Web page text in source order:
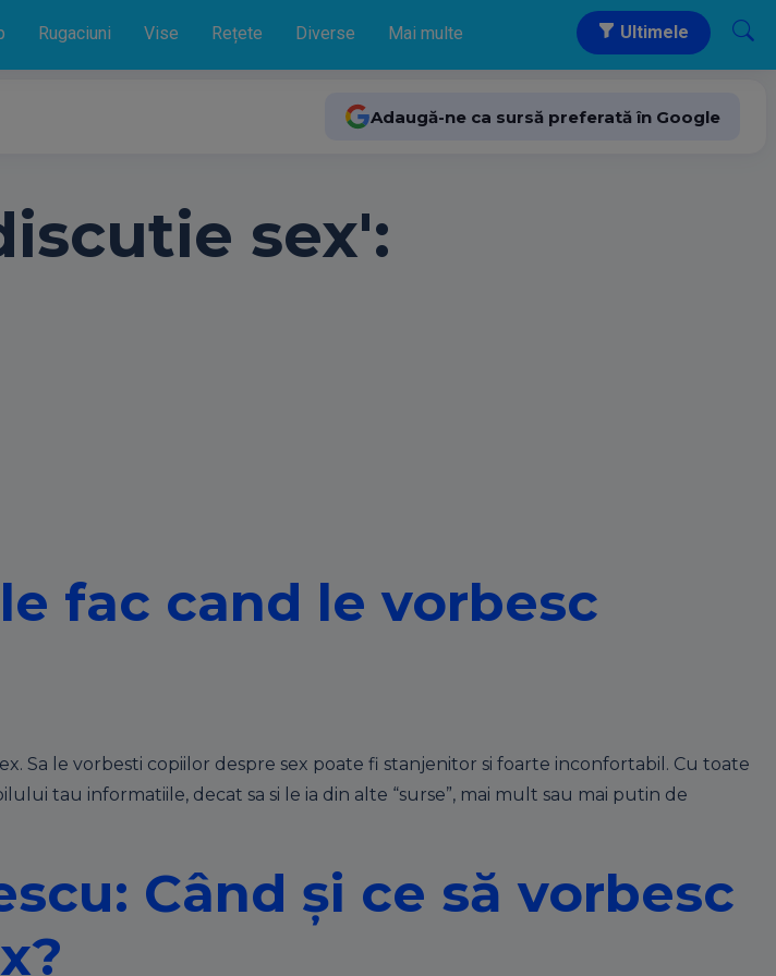
Rugaciuni Vise Rețete Diverse Mai multe Ultimele
Adaugă-ne ca sursă preferată în Google
sex':
fac cand le vorbesc
Sa le vorbesti copiilor despre sex poate fi stanjenitor si foarte inconfortabil. Cu toate
tau informatiile, decat sa si le ia din alte “surse”, mai mult sau mai putin de
Când și ce să vorbesc